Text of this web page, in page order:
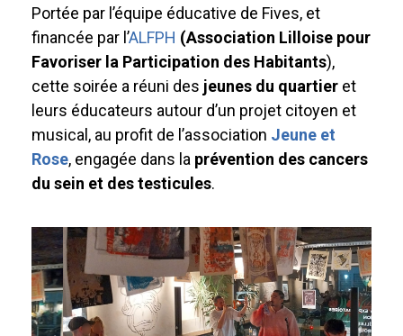
Portée par l’équipe éducative de Fives, et
financée par l’ALFPH (Association Lilloise pour
Favoriser la Participation des Habitants),
cette soirée a réuni des jeunes du quartier et
leurs éducateurs autour d’un projet citoyen et
musical, au profit de l’association Jeune et
Rose, engagée dans la prévention des cancers
du sein et des testicules.